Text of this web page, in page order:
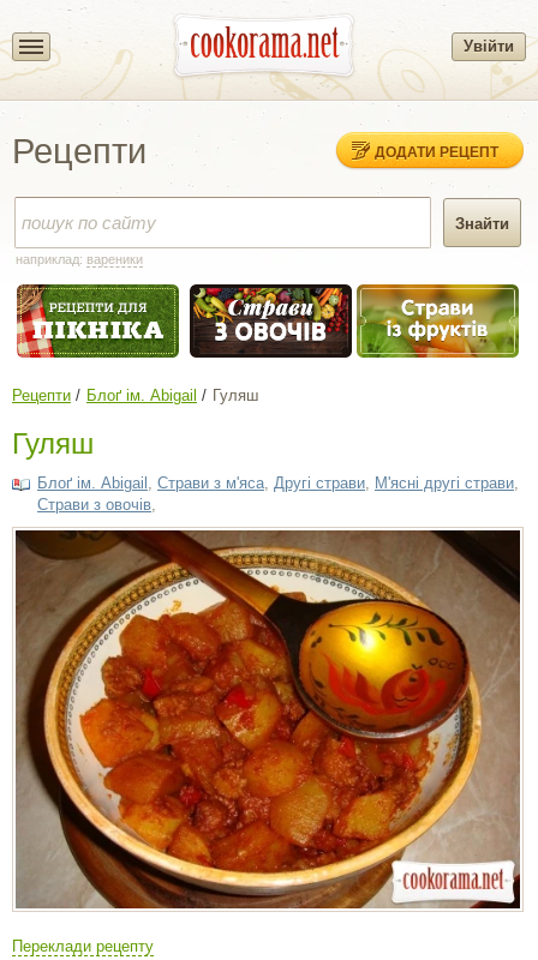
Увійти
Рецепти ДОДАТИ РЕЦЕПТ
наприклад: вареники
Рецепти Блоґ ім. Abigail Гуляш
Гуляш
Блоґ ім. Abigail Страви з м'яса Другі страви М'ясні другі страви
Страви з овочів
Переклади рецепту